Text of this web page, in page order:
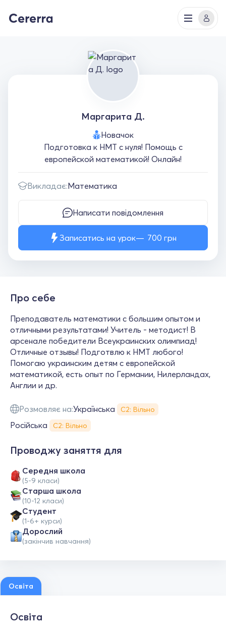
Маргарита Д.
Новачок
Подготовка к НМТ с нуля! Помощь с
европейской математикой! Онлайн!
Викладає:Математика
Написати повідомлення
Записатись на урок 700 грн
Про себе
Преподаватель математики с большим опытом и
отличными результатами! Учитель - методист! В
арсенале победители Всеукраинских олимпиад!
Отличные отзывы! Подготвлю к НМТ любого!
Помогаю украинским детям с европейской
математикой, есть опыт по Германии, Нилерландах,
Англии и др.
Розмовляє на:Українська С2: Вільно
Російська С2: Вільно
Проводжу заняття для
Середня школа
(5-9 класи)
Старша школа
(10-12 класи)
Студент
(1-6+ курси)
Дорослий
(закінчив навчання)
Освіта
Освіта